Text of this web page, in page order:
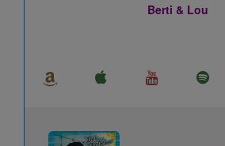
Berti & Lou